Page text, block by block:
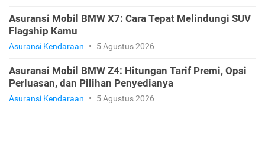
Asuransi Mobil BMW X7: Cara Tepat Melindungi SUV
Flagship Kamu
Asuransi Kendaraan • 5 Agustus 2026
Asuransi Mobil BMW Z4: Hitungan Tarif Premi, Opsi
Perluasan, dan Pilihan Penyedianya
Asuransi Kendaraan • 5 Agustus 2026